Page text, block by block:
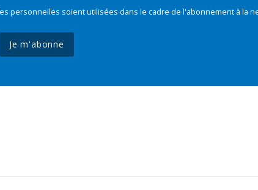
personnelles soient utilisées dans le cadre de l'abonnement à la
Je m'abonne